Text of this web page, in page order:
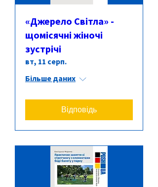
«Джерело Світла» -
щомісячні жіночі
зустрічі
вт, 11 серп.
Більше даних
Відповідь